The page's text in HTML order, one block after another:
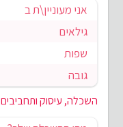
אני מעוניין\ת ב
גילאים
שפות
גובה
השכלה, עיסוק ותחביבים